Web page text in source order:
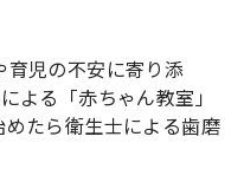
育児の不安に寄り添
よる「赤ちゃん教室」
たら衛生士による歯磨